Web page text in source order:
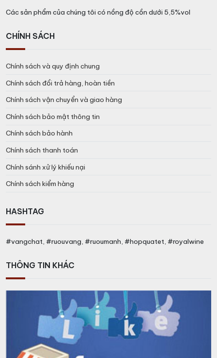
Các sản phẩm của chúng tôi có nồng độ cồn dưới 5,5%vol
CHÍNH SÁCH
Chính sách và quy định chung
Chính sách đổi trả hàng, hoàn tiền
Chính sách vận chuyển và giao hàng
Chính sách bảo mật thông tin
Chính sách bảo hành
Chính sách thanh toán
Chính sánh xử lý khiếu nại
Chính sách kiểm hàng
HASHTAG
#vangchat, #ruouvang, #ruoumanh, #hopquatet, #royalwine
THÔNG TIN KHÁC